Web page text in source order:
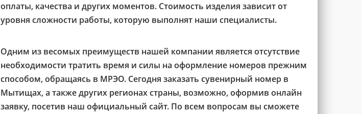
оплаты, качества и других моментов. Стоимость изделия зависит от
уровня сложности работы, которую выполнят наши специалисты.
Одним из весомых преимуществ нашей компании является отсутствие
необходимости тратить время и силы на оформление номеров прежним
способом, обращаясь в МРЭО. Сегодня заказать сувенирный номер в
Мытищах, а также других регионах страны, возможно, оформив онлайн
заявку, посетив наш официальный сайт. По всем вопросам вы сможете